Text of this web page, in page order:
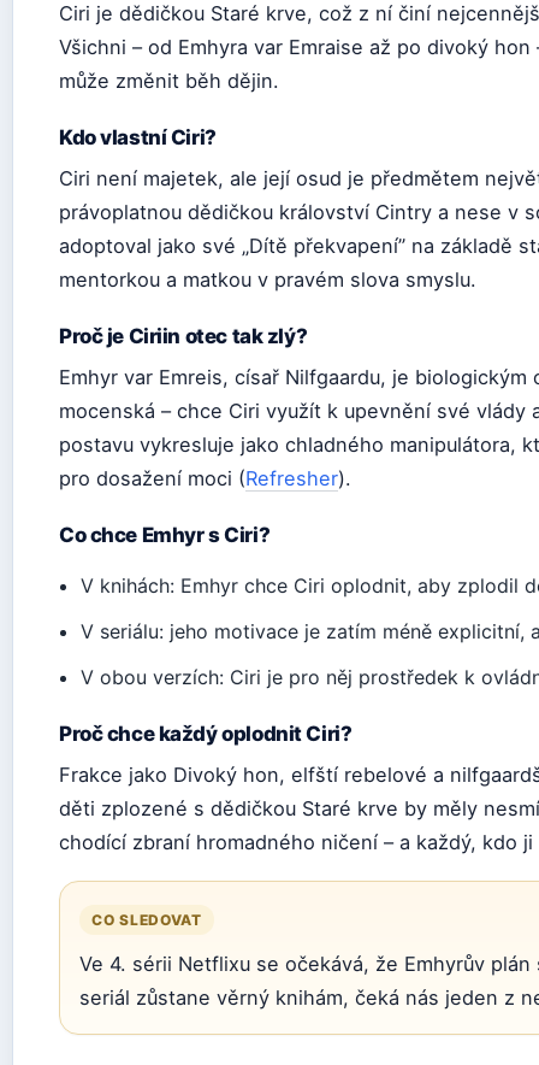
Ciri je dědičkou Staré krve, což z ní činí
Všichni – od Emhyra var Emraise až po divoký
může změnit běh dějin.
Kdo vlastní Ciri?
Ciri není majetek, ale její osud je předmětem
právoplatnou dědičkou království Cintry a nese v
adoptoval jako své „Dítě překvapení” na základě
mentorkou a matkou v pravém slova smyslu.
Proč je Ciriin otec tak zlý?
Emhyr var Emreis, císař Nilfgaardu, je
mocenská – chce Ciri využít k upevnění své
postavu vykresluje jako chladného manipulátora,
pro dosažení moci (Refresher).
Co chce Emhyr s Ciri?
V knihách: Emhyr chce Ciri oplodnit, aby zplodil
V seriálu: jeho motivace je zatím méně explicitní,
V obou verzích: Ciri je pro něj prostředek k
Proč chce každý oplodnit Ciri?
Frakce jako Divoký hon, elfští rebelové a
děti zplozené s dědičkou Staré krve by měly
chodící zbraní hromadného ničení – a každý, kdo
CO SLEDOVAT
Ve 4. sérii Netflixu se očekává, že Emhyrův
seriál zůstane věrný knihám, čeká nás jeden z